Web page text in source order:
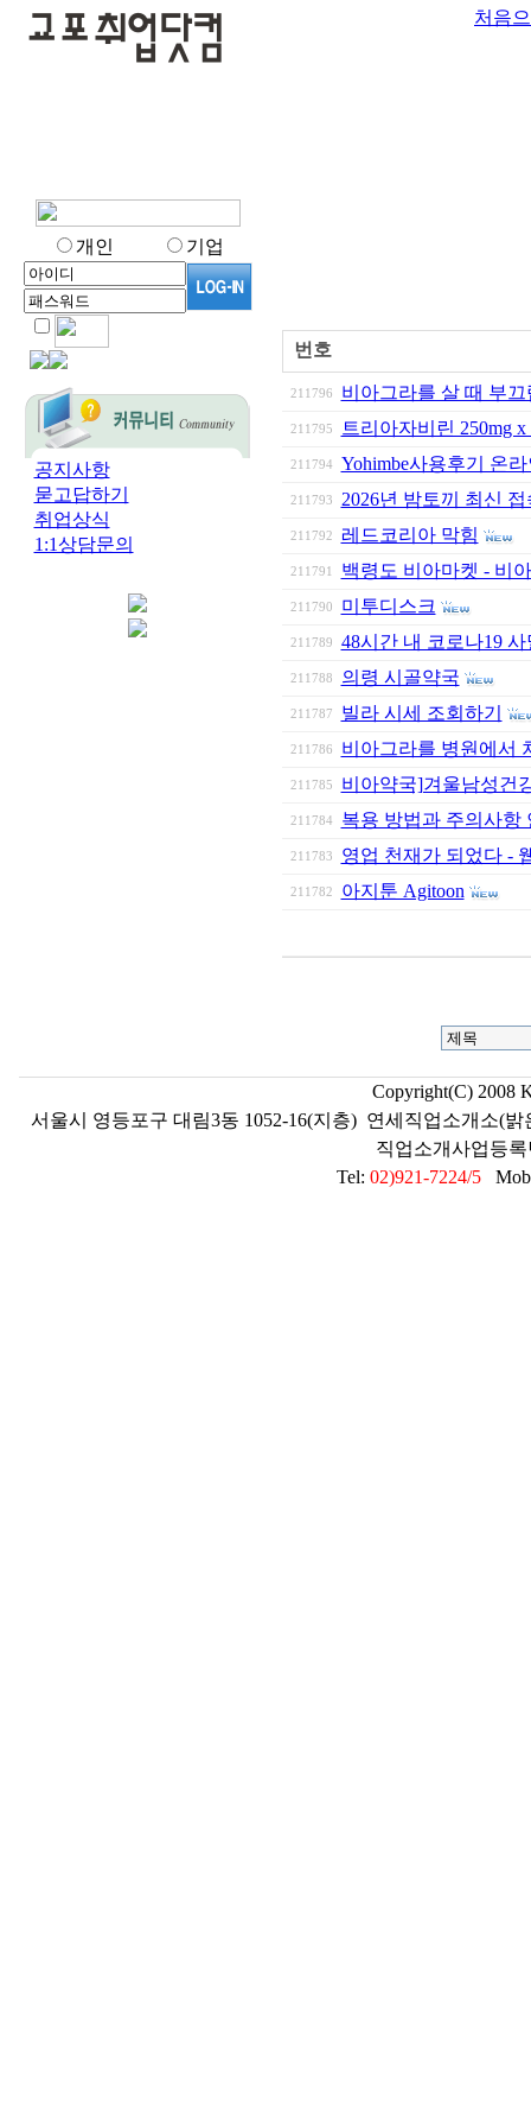
처음
개인 기업
공지사항
묻고답하기
취업상식
1:1상담문의
번호
211796 비아그라를 살 때 부
211795 트리아자비린 250mg
211794 Yohimbe사용후기 온
211793 2026년 밤토끼 최신
211792 레드코리아 막힘
211791 백령도 비아마켓 - 비
211790 미투디스크
211789 48시간 내 코로나19
211788 의령 시골약국
211787 빌라 시세 조회하기
211786 비아그라를 병원에서
211785 비아약국]겨울남성건
211784 복용 방법과 주의사항
211783 영업 천재가 되었다 -
211782 아지툰 Agitoon
Copyright(C) 2008
서울시 영등포구 대림3동 1052-16(지층) 연세직업소개소(
직업소개사업등
Tel: 02)921-7224/5